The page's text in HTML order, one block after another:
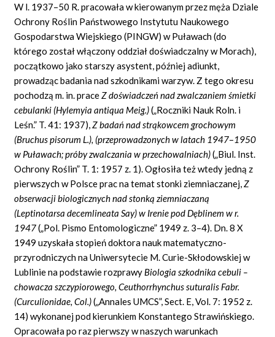
W l. 1937–50 R. pracowała w kierowanym przez męża Dziale
Ochrony Roślin Państwowego Instytutu Naukowego
Gospodarstwa Wiejskiego (PINGW) w Puławach (do
którego został włączony oddział doświadczalny w Morach),
początkowo jako starszy asystent, później adiunkt,
prowadząc badania nad szkodnikami warzyw. Z tego okresu
pochodzą m. in.praceZ doświadczeń nad zwalczaniem śmietki
cebulanki (Hylemyiaantiqua Meig.)(„Roczniki Nauk Roln. i
Leśn.” T. 41: 1937),Z badań nad strąkowcem grochowym
(Bruchus pisorum L.), (przeprowadzonychwlatach 1947–1950
w Puławach; próby zwalczaniawprzechowalniach)(„Biul. Inst.
Ochrony Roślin” T. 1: 1957 z. 1). Ogłosiła też wtedy jedną z
pierwszych w Polsce prac na temat stonki ziemniaczanej,Z
obserwacji biologicznych nad stonką ziemniaczaną
(Leptinotarsa decemlineata Say)w Irenie pod Dęblinem w r.
1947(„Pol. Pismo Entomologiczne” 1949 z. 3–4). Dn. 8 X
1949 uzyskała stopień doktora nauk matematyczno-
przyrodniczych na Uniwersytecie M. Curie-Skłodowskiej w
Lublinie na podstawie rozprawy Biologia szkodnika cebuli –
chowacza szczypiorowego, Ceuthorrhynchus suturalis Fabr.
(Curculionidae, Col.)(„Annales UMCS”, Sect. E, Vol. 7: 1952 z.
14) wykonanej pod kierunkiem Konstantego Strawińskiego.
Opracowała po raz pierwszy w naszych warunkach